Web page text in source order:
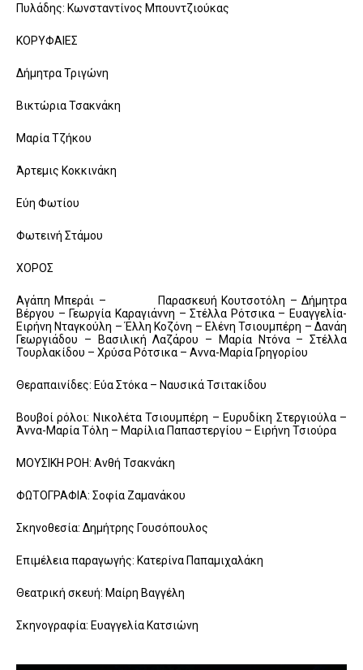
Πυλάδης: Κωνσταντίνος Μπουντζιούκας
ΚΟΡΥΦΑΙΕΣ
Δήμητρα Τριγώνη
Βικτώρια Τσακνάκη
Μαρία Τζήκου
Άρτεμις Κοκκινάκη
Εύη Φωτίου
Φωτεινή Στάμου
ΧΟΡΟΣ
Αγάπη Μπεράι – Παρασκευή Κουτσοτόλη – Δήμητρα
Βέργου – Γεωργία Καραγιάννη – Στέλλα Ρότσικα – Ευαγγελία-
Ειρήνη Νταγκούλη – Έλλη Κοζόνη – Ελένη Τσιουμπέρη – Δανάη
Γεωργιάδου – Βασιλική Λαζάρου – Μαρία Ντόνα – Στέλλα
Τουρλακίδου – Χρύσα Ρότσικα – Αννα-Μαρία Γρηγορίου
Θεραπαινίδες: Εύα Στόκα – Ναυσικά Τσιτακίδου
Βουβοί ρόλοι: Νικολέτα Τσιουμπέρη – Ευρυδίκη Στεργιούλα –
Άννα-Μαρία Τόλη – Μαρίλια Παπαστεργίου – Ειρήνη Τσιούρα
ΜΟΥΣΙΚΗ ΡΟΗ: Ανθή Τσακνάκη
ΦΩΤΟΓΡΑΦΙΑ: Σοφία Ζαμανάκου
Σκηνοθεσία: Δημήτρης Γουσόπουλος
Επιμέλεια παραγωγής: Κατερίνα Παπαμιχαλάκη
Θεατρική σκευή: Μαίρη Βαγγέλη
Σκηνογραφία: Ευαγγελία Κατσιώνη